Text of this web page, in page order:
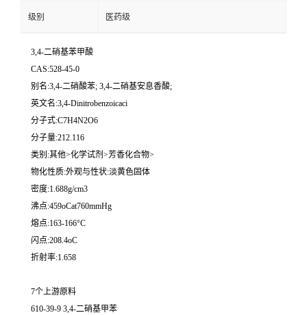
级别 医药级
3,4-二硝基苯甲酸
CAS:528-45-0
别名:3,4-二硝酸苯; 3,4-二硝基安息香酸;
英文名:3,4-Dinitrobenzoicaci
分子式:C7H4N2O6
分子量:212.116
类别:其他>化学试剂>芳香化合物>
物化性质:外观与性状:淡黄色固体
密度:1.688g/cm3
沸点:459oCat760mmHg
熔点:163-166°C
闪点:208.4oC
折射率:1.658
7个上游原料
610-39-9 3,4-二硝基甲苯